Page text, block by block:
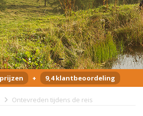
+ 9,4 klantbeoordeling
Ontevreden tijdens de reis